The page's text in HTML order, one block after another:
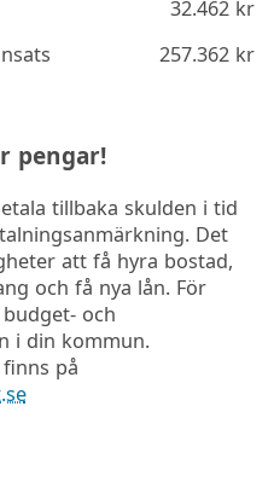
32.462kr
257.362kr
pengar!
tillbaka skulden i tid
Det
att få hyra bostad,
och få nya lån. För
och
i din kommun.
på